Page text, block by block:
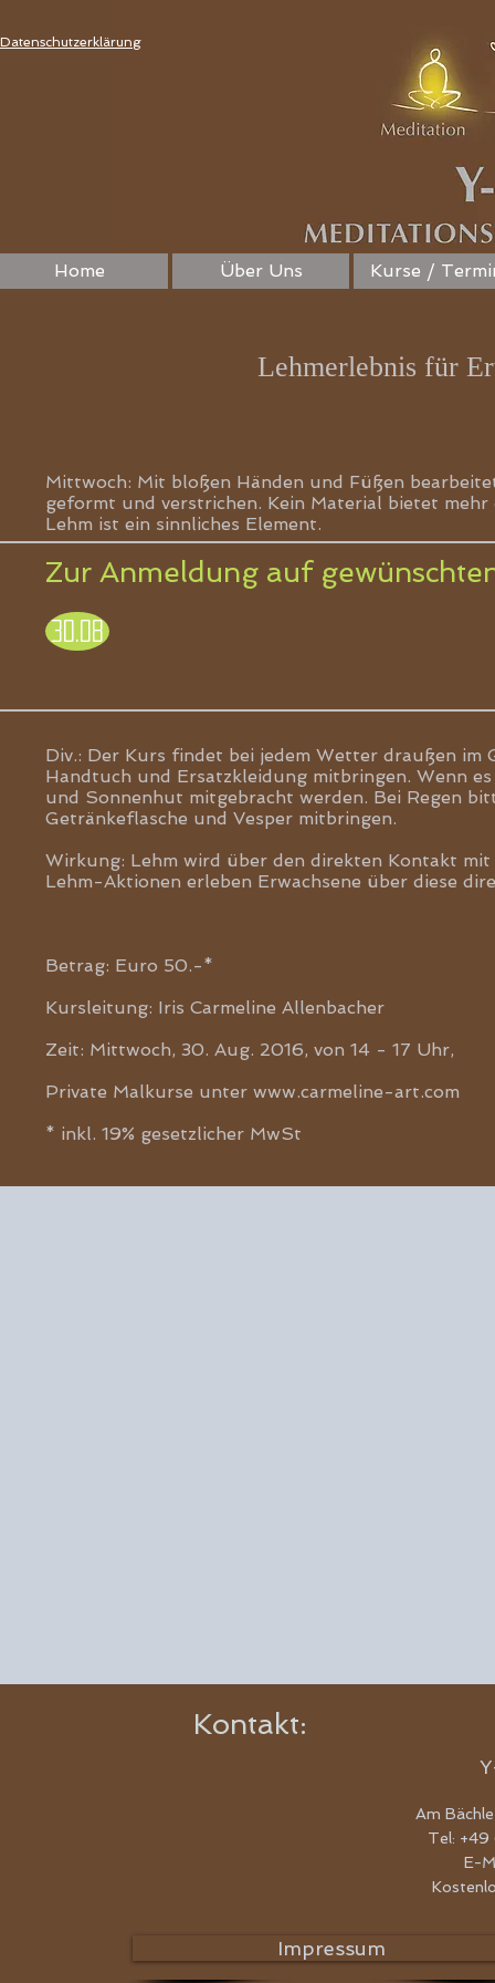
Datenschutzerklärung
Home Über Uns Kurse /
Lehmerlebnis für
Mittwoch: Mit bloßen Händen und Füßen
geformt und verstrichen. Kein Material bietet
Lehm ist ein sinnliches Element.
Div.: Der Kurs findet bei jedem Wetter draußen
Handtuch und Ersatzkleidung mitbringen. Wenn
und Sonnenhut mitgebracht werden. Bei Regen
Getränkeflasche und Vesper mitbringen.
Wirkung: Lehm wird über den direkten Kontakt
Lehm-Aktionen erleben Erwachsene über diese
Betrag: Euro 50.-*
Kursleitung: Iris Carmeline Allenbacher
Zeit: Mittwoch, 30. Aug. 2016, von 14 - 17 Uhr,
Private Malkurse unter www.carmeline-art.com
* inkl. 19% gesetzlicher MwSt
30.08
Zur Anmeldung auf
Kontakt:
Am
Tel:
E-
Impressum